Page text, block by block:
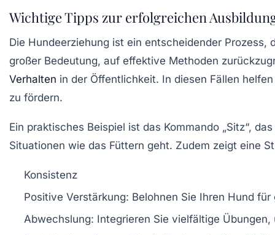
Wichtige Tipps zur erfolgreichen
Die Hundeerziehung ist ein entscheidender Prozess,
großer Bedeutung, auf effektive Methoden
Verhalten in der Öffentlichkeit. In diesen Fällen
zu fördern.
Ein praktisches Beispiel ist das Kommando „Sitz“,
Situationen wie das Füttern geht. Zudem zeigt eine
Konsistenz
Positive Verstärkung: Belohnen Sie Ihren Hund
Abwechslung: Integrieren Sie vielfältige